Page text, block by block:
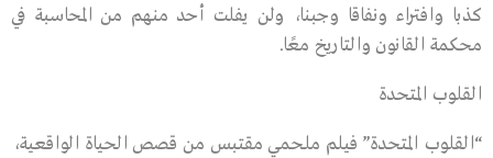
كذبا وافتراء ونفاقا وجبنا، ولن يفلت أحد منهم من المحاسبة في
محكمة القانون والتاريخ معًا.
القلوب المتحدة
“القلوب المتحدة” فيلم ملحمي مقتبس من قصص الحياة الواقعية،